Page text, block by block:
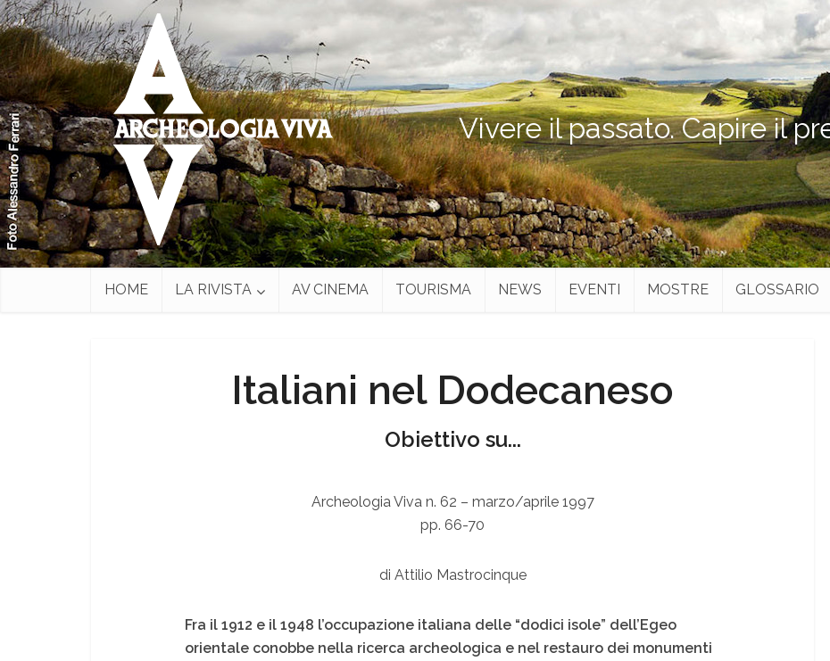
Vivere il passato. Capire il
HOME LA RIVISTA AV CINEMA TOURISMA NEWS EVENTI MOSTRE GLOSSARIO
Italiani nel Dodecaneso
Obiettivo su...
Archeologia Viva n. 62 – marzo/aprile 1997
pp. 66-70
di Attilio Mastrocinque
Fra il 1912 e il 1948 l’occupazione italiana delle “dodici isole” dell’Egeo
orientale conobbe nella ricerca archeologica e nel restauro dei monumenti